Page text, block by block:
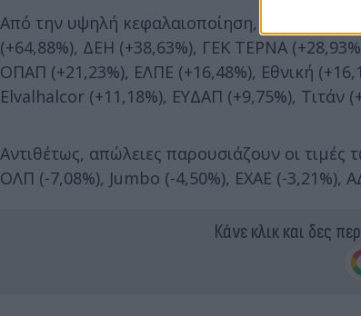
Από την υψηλή κεφαλαιοποίηση, από τις
(+64,88%), ΔEH (+38,63%), ΓΕΚ ΤΕΡΝΑ
ΟΠΑΠ (+21,23%), ΕΛΠΕ (+16,48%), Εθνική
Elvalhalcor (+11,18%), ΕΥΔΑΠ (+9,75%), Τιτάν
Αντιθέτως, απώλειες παρουσιάζουν οι τιμές
ΟΛΠ (-7,08%), Jumbo (-4,50%), ΕΧΑΕ (-3,21%),
Κάνε κλικ και δες